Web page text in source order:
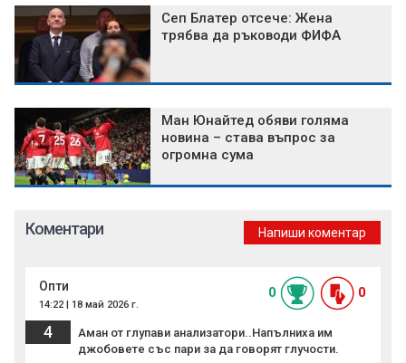
Сеп Блатер отсече: Жена
трябва да ръководи ФИФА
Ман Юнайтед обяви голяма
новина – става въпрос за
огромна сума
Коментари Напиши коментар
Опти
14:22 | 18 май 2026 г.
0 0
4
Аман от глупави анализатори..Напълниха им
джобовете със пари за да говорят глучости.